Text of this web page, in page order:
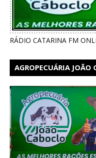
RÁDIO CATARINA FM
AGROPECUÁRIA